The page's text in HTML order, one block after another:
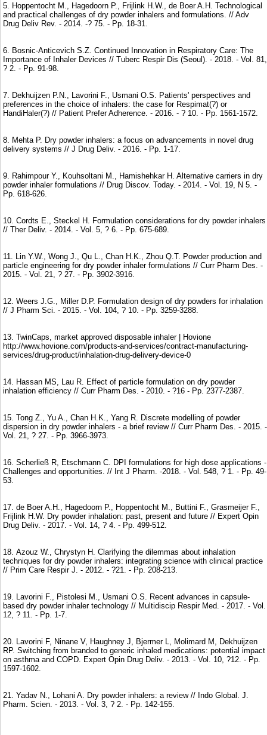
5. Hoppentocht M., Hagedoorn P., Frijlink H.W., de Boer A.H. Technological
and practical challenges of dry powder inhalers and formulations. // Adv
Drug Deliv Rev. - 2014. -? 75. - Рр. 18-31.
6. Bosnic-Anticevich S.Z. Continued Innovation in Respiratory Care: The
Importance of Inhaler Devices // Tuberc Respir Dis (Seoul). - 2018. - Vol. 81,
? 2. - Рр. 91-98.
7. Dekhuijzen P.N., Lavorini F., Usmani O.S. Patients' perspectives and
preferences in the choice of inhalers: the case for Respimat(?) or
HandiHaler(?) // Patient Prefer Adherence. - 2016. - ? 10. - Рр. 1561-1572.
8. Mehta P. Dry powder inhalers: a focus on advancements in novel drug
delivery systems // J Drug Deliv. - 2016. - Рр. 1-17.
9. Rahimpour Y., Kouhsoltani M., Hamishehkar H. Alternative carriers in dry
powder inhaler formulations // Drug Discov. Today. - 2014. - Vol. 19, N 5. -
Pp. 618-626.
10. Cordts E., Steckel H. Formulation considerations for dry powder inhalers
// Ther Deliv. - 2014. - Vol. 5, ? 6. - Рр. 675-689.
11. Lin Y.W., Wong J., Qu L., Chan H.K., Zhou Q.T. Powder production and
particle engineering for dry powder inhaler formulations // Curr Pharm Des. -
2015. - Vol. 21, ? 27. - Рр. 3902-3916.
12. Weers J.G., Miller D.P. Formulation design of dry powders for inhalation
// J Pharm Sci. - 2015. - Vol. 104, ? 10. - Pp. 3259-3288.
13. TwinCaps, market approved disposable inhaler | Hovione
http://www.hovione.com/products-and-services/contract-manufacturing-
services/drug-product/inhalation-drug-delivery-device-0
14. Hassan MS, Lau R. Effect of particle formulation on dry powder
inhalation efficiency // Curr Pharm Des. - 2010. - ?16 - Рр. 2377-2387.
15. Tong Z., Yu A., Chan H.K., Yang R. Discrete modelling of powder
dispersion in dry powder inhalers - a brief review // Curr Pharm Des. - 2015. -
Vol. 21, ? 27. - Pp. 3966-3973.
16. Scherließ R, Etschmann C. DPI formulations for high dose applications -
Challenges and opportunities. // Int J Pharm. -2018. - Vol. 548, ? 1. - Рр. 49-
53.
17. de Boer A.H., Hagedoorn P., Hoppentocht M., Buttini F., Grasmeijer F.,
Frijlink H.W. Dry powder inhalation: past, present and future // Expert Opin
Drug Deliv. - 2017. - Vol. 14, ? 4. - Рр. 499-512.
18. Azouz W., Chrystyn H. Clarifying the dilemmas about inhalation
techniques for dry powder inhalers: integrating science with clinical practice
// Prim Care Respir J. - 2012. - ?21. - Рр. 208-213.
19. Lavorini F., Pistolesi M., Usmani O.S. Recent advances in capsule-
based dry powder inhaler technology // Multidiscip Respir Med. - 2017. - Vol.
12, ? 11. - Рр. 1-7.
20. Lavorini F, Ninane V, Haughney J, Bjermer L, Molimard M, Dekhuijzen
RP. Switching from branded to generic inhaled medications: potential impact
on asthma and COPD. Expert Opin Drug Deliv. - 2013. - Vol. 10, ?12. - Рр.
1597-1602.
21. Yadav N., Lohani A. Dry powder inhalers: a review // Indo Global. J.
Pharm. Scien. - 2013. - Vol. 3, ? 2. - Pp. 142-155.